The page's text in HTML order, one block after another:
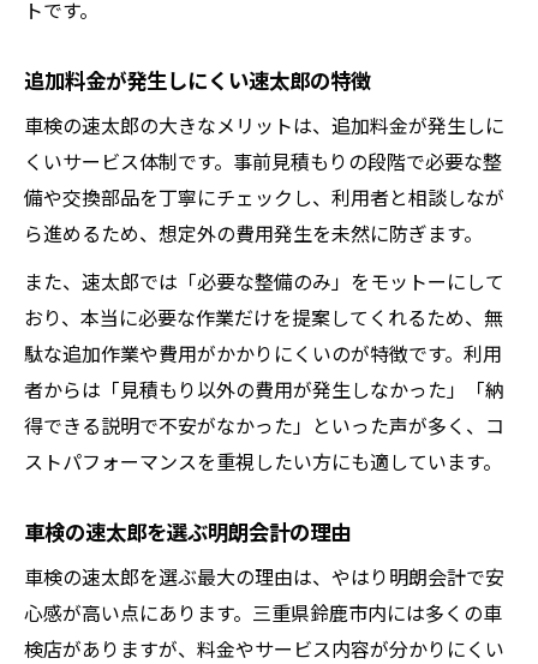
トです。
追加料金が発生しにくい速太郎の特徴
車検の速太郎の大きなメリットは、追加料金が発生しに
くいサービス体制です。事前見積もりの段階で必要な整
備や交換部品を丁寧にチェックし、利用者と相談しなが
ら進めるため、想定外の費用発生を未然に防ぎます。
また、速太郎では「必要な整備のみ」をモットーにして
おり、本当に必要な作業だけを提案してくれるため、無
駄な追加作業や費用がかかりにくいのが特徴です。利用
者からは「見積もり以外の費用が発生しなかった」「納
得できる説明で不安がなかった」といった声が多く、コ
ストパフォーマンスを重視したい方にも適しています。
車検の速太郎を選ぶ明朗会計の理由
車検の速太郎を選ぶ最大の理由は、やはり明朗会計で安
心感が高い点にあります。三重県鈴鹿市内には多くの車
検店がありますが、料金やサービス内容が分かりにくい